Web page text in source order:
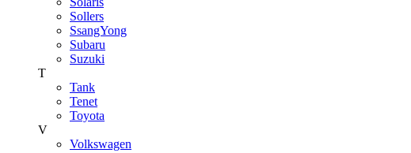
Sollers
SsangYong
Subaru
Suzuki
T
Tank
Tenet
Toyota
V
Volkswagen